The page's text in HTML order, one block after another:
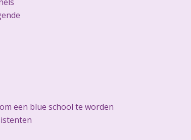
een blue school te worden